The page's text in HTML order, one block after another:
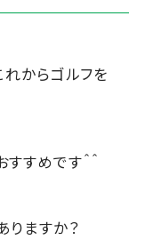
れからゴルフを
すめです＾＾
ますか？